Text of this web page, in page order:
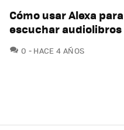
Cómo usar Alexa para
escuchar audiolibros
0 COMENTARIOS
HACE 4 AÑOS